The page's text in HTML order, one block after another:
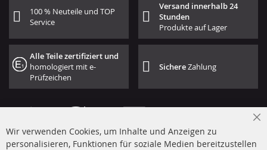
100 % Neuteile und TOP
Service
Versand innerhalb 24
Stunden
Produkte auf Lager
Alle Teile zertifiziert und
homologiert mit e-
Prüfzeichen
SichereZahlung
Wir verwenden Cookies, um Inhalte und Anzeigen zu
personalisieren, Funktionen für soziale Medien bereitzustellen